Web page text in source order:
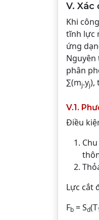
V.
Khi
tĩnh lực
ứng
Nguyên
phân
∑(mj.yj),
V.1.
Điều
Lực cắt
Fb = Sd(T